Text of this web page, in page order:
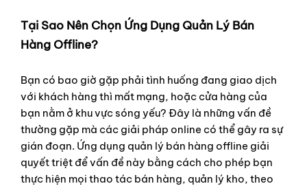
Tại Sao Nên Chọn Ứng Dụng Quản Lý Bán
Hàng Offline?
Bạn có bao giờ gặp phải tình huống đang giao dịch
với khách hàng thì mất mạng, hoặc cửa hàng của
bạn nằm ở khu vực sóng yếu? Đây là những vấn đề
thường gặp mà các giải pháp online có thể gây ra sự
gián đoạn. Ứng dụng quản lý bán hàng offline giải
quyết triệt để vấn đề này bằng cách cho phép bạn
thực hiện mọi thao tác bán hàng, quản lý kho, theo